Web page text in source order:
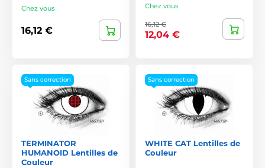
Chez vous
16,12 €
Chez vous
16,12 €
12,04 €
Sans correction
TERMINATOR
HUMANOID Lentilles de
Couleur
Sans correction
WHITE CAT Lentilles de
Couleur